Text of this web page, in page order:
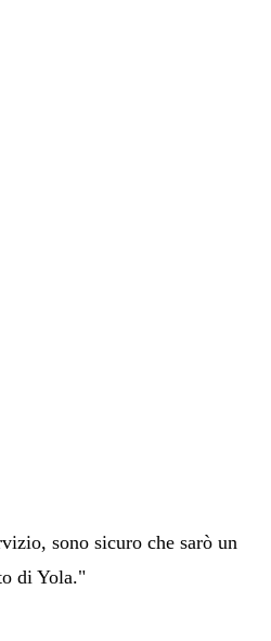
sono sicuro che sarò un
di Yola."